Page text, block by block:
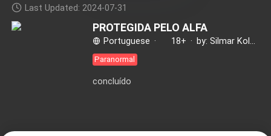
Last Updated: 2024-07-31
PROTEGIDA PELO ALFA
Portuguese · 18+ ·
Paranormal
concluído